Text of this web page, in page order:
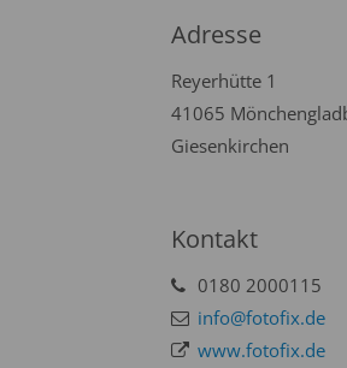
Adresse
Reyerhütte 1
41065
Giesenkirchen
Kontakt
0180 2000115
info@fotofix.de
www.fotofix.de